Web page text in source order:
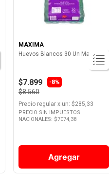
MAXIMA
Huevos Blancos 30 Un Maxima
$7.899 -8%
$8.560
Precio regular x un: $285,33
PRECIO SIN IMPUESTOS
NACIONALES: $7074,38
Agregar